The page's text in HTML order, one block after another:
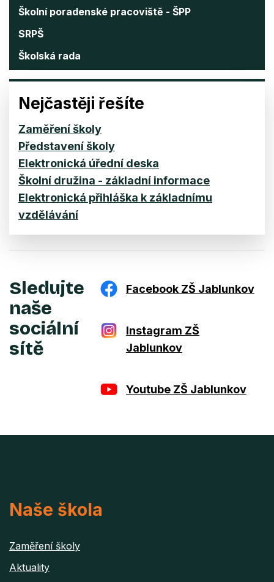
Školní poradenské pracoviště - ŠPP
SRPŠ
Školská rada
Nejčastěji řešíte
Zaměření školy
Představení školy
Elektronická úřední deska
Školní družina - základní informace
Elektronická přihláška k základnímu
vzdělávání
Sledujte
naše
sociální
sítě
Facebook ZŠ Jablunkov
Instagram ZŠ
Jablunkov
Youtube ZŠ Jablunkov
Naše škola
Zaměření školy
Aktuality